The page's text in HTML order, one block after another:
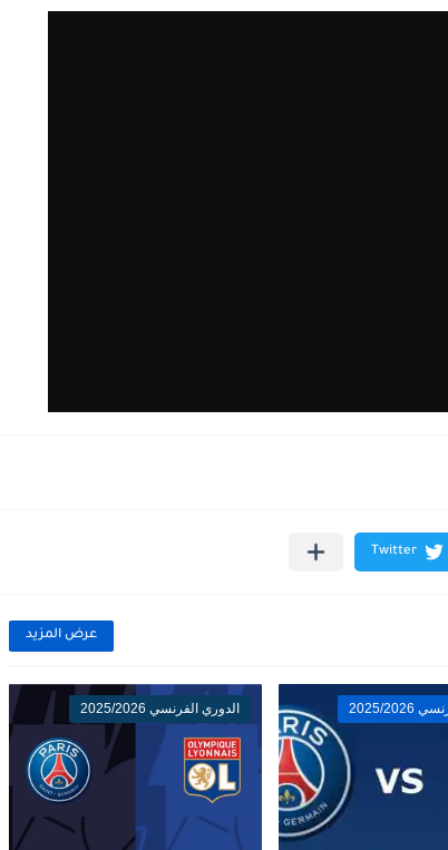
عرض المزيد
2026 الدوري الفرنسي 2025/2026